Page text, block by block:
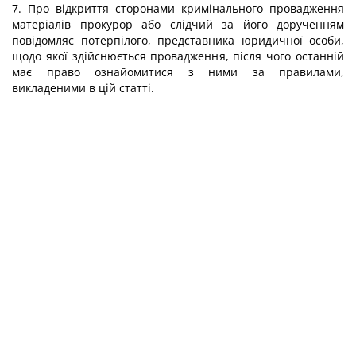
7. Про відкриття сторонами кримінального провадження
матеріалів прокурор або слідчий за його дорученням
повідомляє потерпілого, представника юридичної особи,
щодо якої здійснюється провадження, після чого останній
має право ознайомитися з ними за правилами,
викладеними в цій статті.